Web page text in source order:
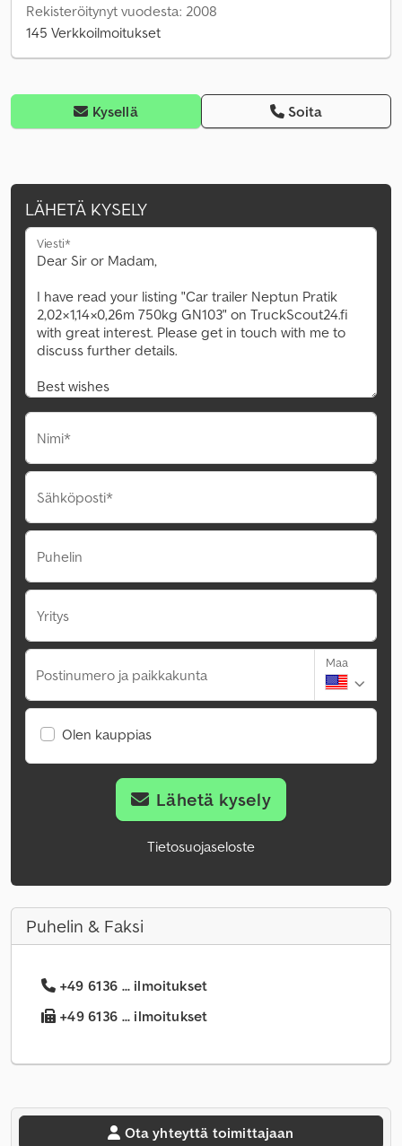
Rekisteröitynyt vuodesta: 2008
145 Verkkoilmoitukset
Kysellä Soita
LÄHETÄ KYSELY
Viesti*
Nimi*
Sähköposti*
Puhelin
Yritys
Postinumero ja paikkakunta
Maa
Olen kauppias
Lähetä kysely
Tietosuojaseloste
Puhelin & Faksi
+49 6136 ... ilmoitukset
+49 6136 ... ilmoitukset
Ota yhteyttä toimittajaan